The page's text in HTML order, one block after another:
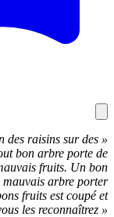
« Vous les
épines,
bons
arbre ne
de bons
jeté au